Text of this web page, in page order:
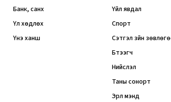
Банк, санхүү
Үл хөдлөх
Үнэ ханш
Үйл явдал
Спорт
Сэтгэл зүйн
Бүтээгч
Нийслэл
Таны сонорт
Эрүүл мэнд